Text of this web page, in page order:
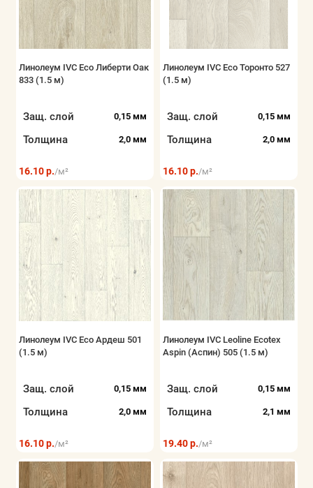
Линолеум IVC Eco Либерти Оак
833 (1.5 м)
Защ. слой 0,15 мм
Толщина 2,0 мм
16.10 р./м²
Линолеум IVC Eco Торонто 527
(1.5 м)
Защ. слой 0,15 мм
Толщина 2,0 мм
16.10 р./м²
Линолеум IVC Eco Ардеш 501
(1.5 м)
Защ. слой 0,15 мм
Толщина 2,0 мм
16.10 р./м²
Линолеум IVC Leoline Ecotex
Aspin (Аспин) 505 (1.5 м)
Защ. слой 0,15 мм
Толщина 2,1 мм
19.40 р./м²